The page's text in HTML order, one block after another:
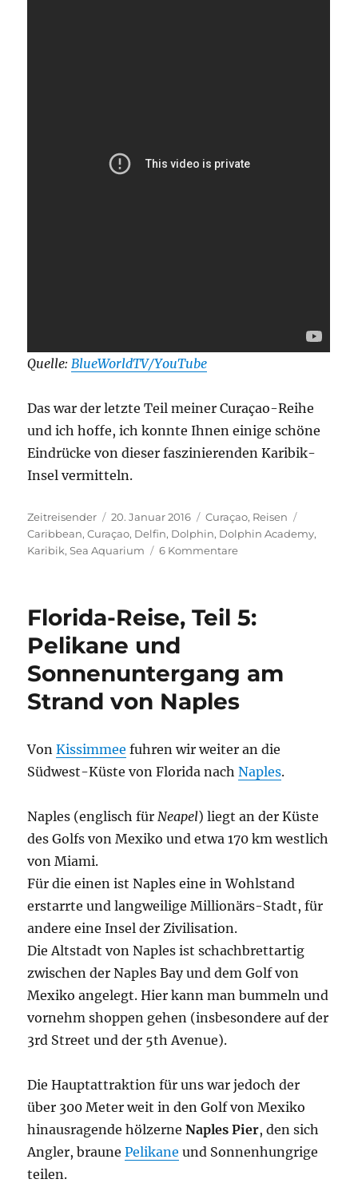
Quelle: BlueWorldTV/YouTube
Das war der letzte Teil meiner Curaçao-Reihe
und ich hoffe, ich konnte Ihnen einige schöne
Eindrücke von dieser faszinierenden Karibik-
Insel vermitteln.
Autor
Zeitreisender
Veröffentlicht
am
20. Januar 2016 Kategorien
Curaçao, Reisen
Caribbean,Curaçao, Delfin, Dolphin, Dolphin Academy,
Karibik,Sea Aquarium 6 Kommentarezu
Teil
Begegnung
Florida-Reise, Teil 5:
Pelikane und
Sonnenuntergang am
Strand von Naples
VonKissimmee fuhren wir weiter an die
Südwest-Küste von Florida nachNaples.
Naples (englisch für Neapel) liegt an der Küste
des Golfs von Mexiko und etwa 170 km westlich
von Miami.
Für die einen ist Naples eine in Wohlstand
erstarrte und langweilige Millionärs-Stadt, für
andere eine Insel der Zivilisation.
Die Altstadt von Naples ist schachbrettartig
zwischen der Naples Bay und dem Golf von
Mexiko angelegt. Hier kann man bummeln und
vornehm shoppen gehen (insbesondere auf der
3rd Street und der 5th Avenue).
Die Hauptattraktion für uns war jedoch der
über 300 Meter weit in den Golf von Mexiko
hinausragende hölzerneNaples Pier, den sich
Angler, braunePelikane und Sonnenhungrige
teilen.